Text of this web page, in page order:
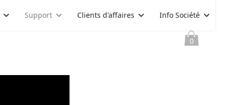
0
Support Clients d'affaires Info Société